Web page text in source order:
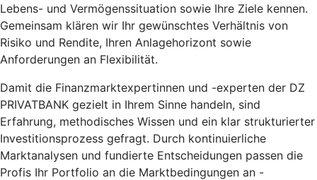
Lebens- und Vermögenssituation sowie Ihre Ziele kennen.
Gemeinsam klären wir Ihr gewünschtes Verhältnis von
Risiko und Rendite, Ihren Anlagehorizont sowie
Anforderungen an Flexibilität.
Damit die Finanzmarktexpertinnen und -experten der DZ
PRIVATBANK gezielt in Ihrem Sinne handeln, sind
Erfahrung, methodisches Wissen und ein klar strukturierter
Investitionsprozess gefragt. Durch kontinuierliche
Marktanalysen und fundierte Entscheidungen passen die
Profis Ihr Portfolio an die Marktbedingungen an -